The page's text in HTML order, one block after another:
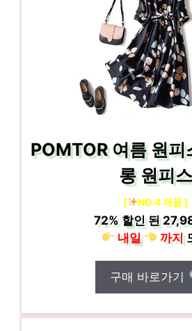
POMTOR 여름 원피
롱 원피스
[ NO.4 제품 ]
72% 할인 된
내일
까지
구매 바로가기